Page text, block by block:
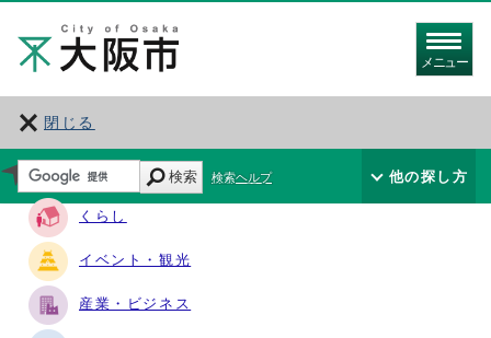
メニュー
閉じる
サイト・ナビ
くらし
イベント・観光
産業・ビジネス
検索 検索ヘルプ 他の探し方